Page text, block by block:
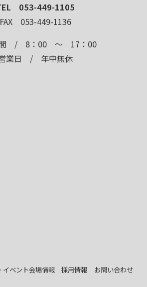
053-449-1105
FAX 053-449-1136
間 / 8：00 ～ 17：00
業日 / 年中無休
イベント会場情報 採用情報 お問い合わせ